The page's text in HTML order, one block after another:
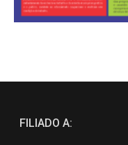
FILIADO A: